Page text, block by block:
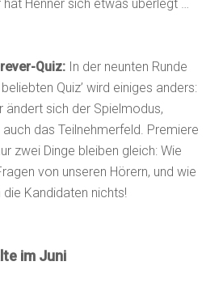
Henner sich etwas überlegt …
Quiz: In der neunten Runde
Quiz’ wird einiges anders:
ändert sich der Spielmodus,
das Teilnehmerfeld. Premiere
zwei Dinge bleiben gleich: Wie
von unseren Hörern, und wie
Kandidaten nichts!
im Juni